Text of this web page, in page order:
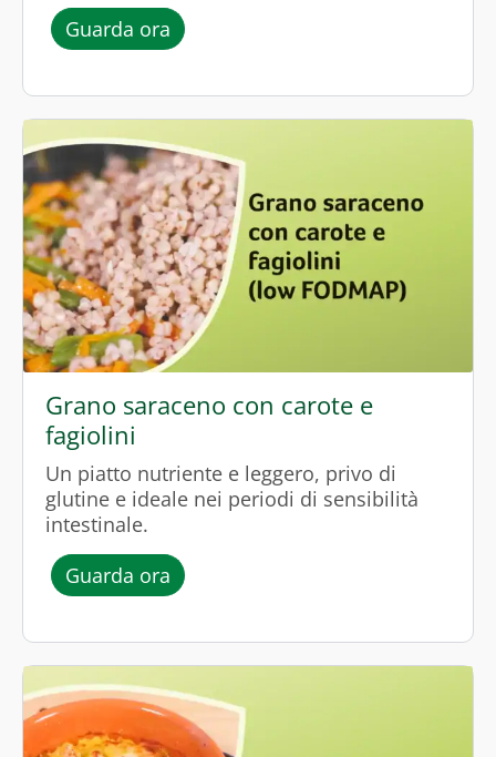
Guarda ora l’episodio “Vellutata di zucca e
Grano saraceno con carote e
fagiolini
Un piatto nutriente e leggero, privo di
glutine e ideale nei periodi di sensibilità
intestinale.
Guarda ora l’episodio “Grano saraceno con